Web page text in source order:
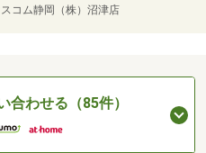
コム静岡（株）沼津店
合わせる（85件）